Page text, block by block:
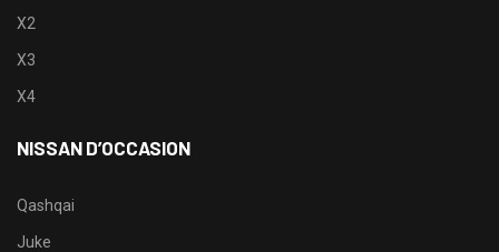
X2
X3
X4
NISSAN D’OCCASION
Qashqai
Juke